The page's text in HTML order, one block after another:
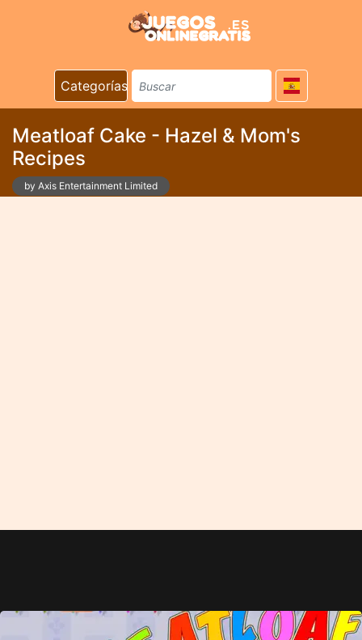
Categorías
Meatloaf Cake - Hazel & Mom's
Recipes
by Axis Entertainment Limited